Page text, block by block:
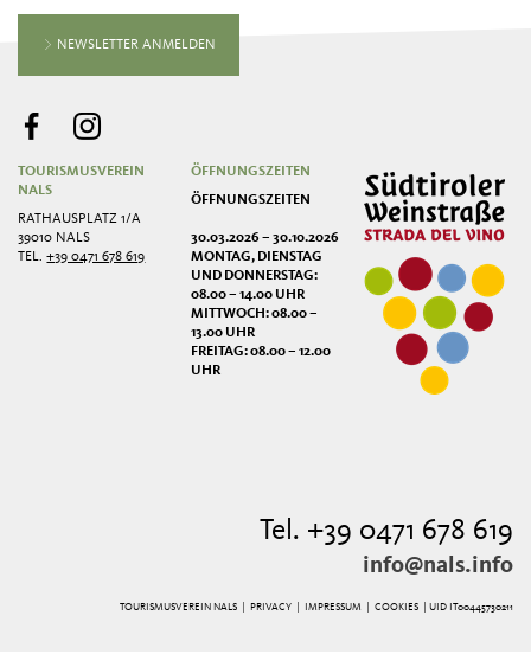
NEWSLETTER ANMELDEN
TOURISMUSVEREIN
NALS
RATHAUSPLATZ 1/A
39010 NALS
TEL.+39 0471 678 619
ÖFFNUNGSZEITEN
ÖFFNUNGSZEITEN
30.03.2026 – 30.10.2026
MONTAG, DIENSTAG
UND DONNERSTAG:
08.00 – 14.00 UHR
MITTWOCH: 08.00 –
13.00 UHR
FREITAG: 08.00 – 12.00
UHR
Tel. +39 0471 678 619
info@nals.info
TOURISMUSVEREIN NALS | PRIVACY| IMPRESSUM| COOKIES | UID IT00445730211